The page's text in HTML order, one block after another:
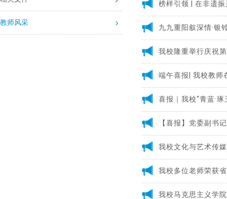
教师风采
榜样引领 | 在非遗
九九重阳叙深情·银
我校隆重举行庆祝
端午喜报| 我校教师
喜报｜我校“青蓝·
我校文化与艺术传
我校马克思主义学